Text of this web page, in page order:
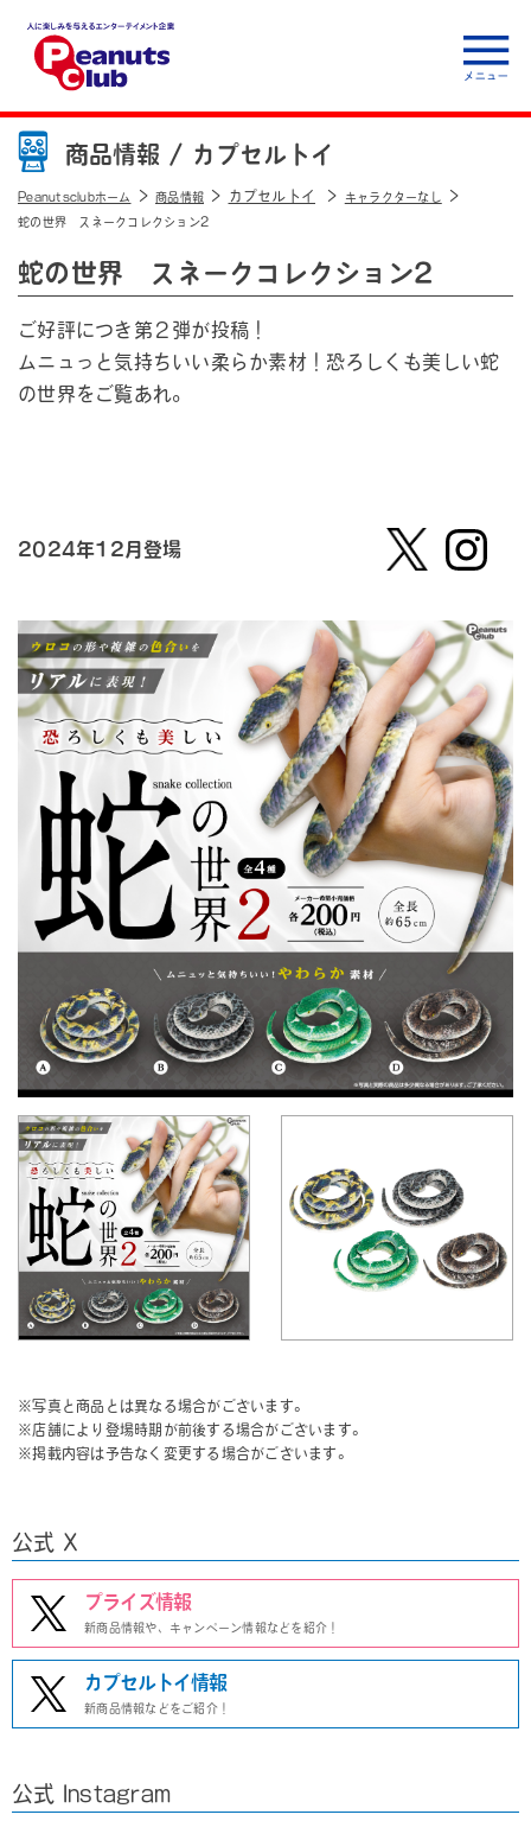
人に楽しみを与えるエ
ンターテイメント企
業 Peanuts club
商品情報 / カプセルトイ
Peanutsclubホーム 商品情報 カプセルトイ キャラクターなし
蛇の世界 スネークコレクション2
蛇の世界 スネークコレクション2
ご好評につき第２弾が投稿！
ムニュっと気持ちいい柔らか素材！恐ろしくも美しい蛇
の世界をご覧あれ。
2024年12月登場
ーナッ
ツクラ
ブのカ
プセル
トイの
Xはこ
ちら
ナッ
ツ・ク
ラブ
カプセ
ルトイ
メーカ
ーの人
（公
式）のI
nstag
ramは
こちら
※写真と商品とは異なる場合がございます。
※店舗により登場時期が前後する場合がございます。
※掲載内容は予告なく変更する場合がございます。
公式 X
プライズ情報
新商品情報や、キャンペーン情報などを紹介！
カプセルトイ情報
新商品情報などをご紹介！
公式 Instagram